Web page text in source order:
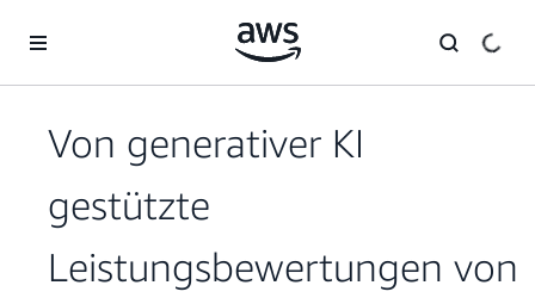
Überspringen zum Hauptinhalt
Von generativer KI
gestützte
Leistungsbewertungen von